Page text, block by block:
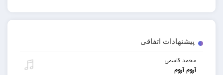
پیشنهادات اتفاقی
محمد قاسمی
آروم آروم